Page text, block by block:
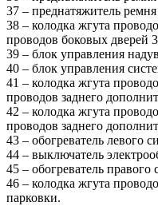
37 – преднатяжитель
38 – колодка жгута
проводов боковых дверей
39 – блок управления
40 – блок управления
41 – колодка жгута
проводов заднего
42 – колодка жгута
проводов заднего
43 – обогреватель левого
44 – выключатель
45 – обогреватель правого
46 – колодка жгута
парковки.